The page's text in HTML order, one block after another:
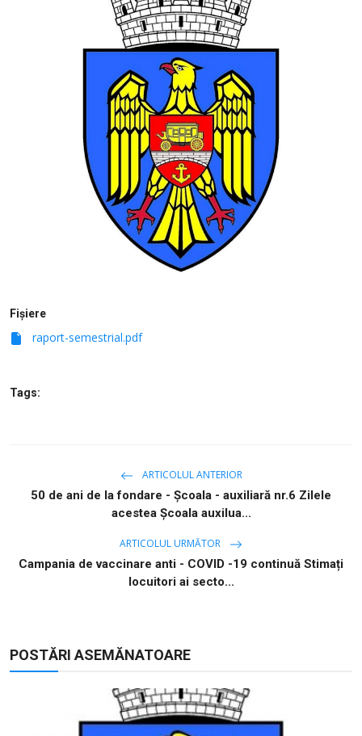
Căutați pe Internet
Fișiere
raport-semestrial.pdf
Tags:
ARTICOLUL ANTERIOR
50 de ani de la fondare - Școala - auxiliară nr.6 Zilele
acestea Școala auxilua...
ARTICOLUL URMĂTOR
Campania de vaccinare anti - COVID -19 continuă Stimați
locuitori ai secto...
POSTĂRI ASEMĂNATOARE